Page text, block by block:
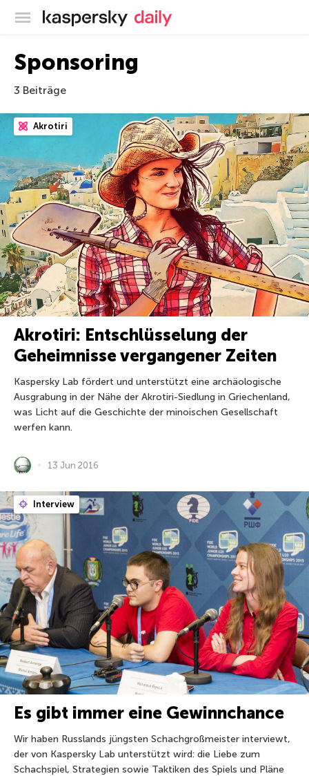
Offizieller Blog von Kaspersky
Sponsoring
3 Beiträge
Akrotiri
Akrotiri: Entschlüsselung der
Geheimnisse vergangener Zeiten
Kaspersky Lab fördert und unterstützt eine archäologische
Ausgrabung in der Nähe der Akrotiri-Siedlung in Griechenland,
was Licht auf die Geschichte der minoischen Gesellschaft
werfen kann.
13 Jun 2016
Interview
Es gibt immer eine Gewinnchance
Wir haben Russlands jüngsten Schachgroßmeister interviewt,
der von Kaspersky Lab unterstützt wird: die Liebe zum
Schachspiel, Strategien sowie Taktiken des Spiels und Pläne